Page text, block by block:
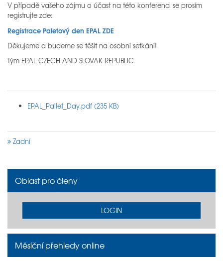
V případě vašeho zájmu o účast na této konferenci se prosím
registrujte zde:
Registrace Paletový den EPAL ZDE
Děkujeme a budeme se těšit na osobní setkání!
Tým EPAL CZECH AND SLOVAK REPUBLIC
EPAL_Pallet_Day.pdf (235 KB)
Zadní
Oblast pro členy
LOGIN
Měsíční přehledy online